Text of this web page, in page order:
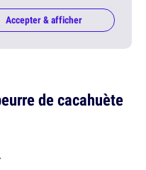
Accepter & afficher
de cacahuète